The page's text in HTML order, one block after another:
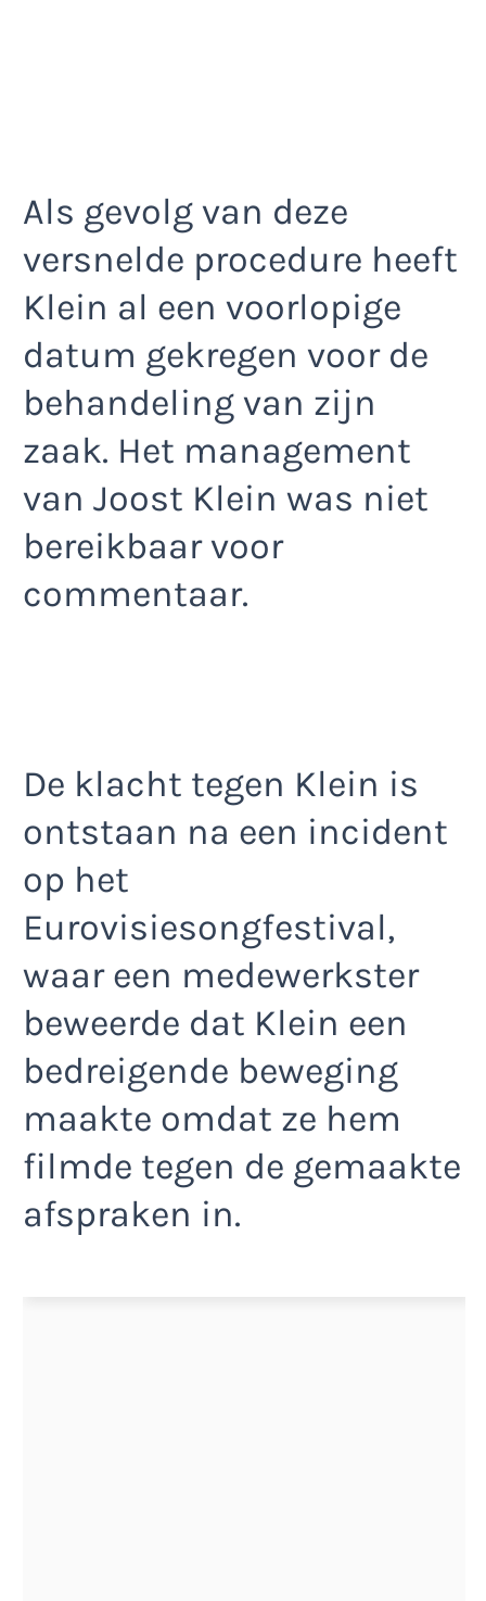
Als gevolg van deze
versnelde procedure heeft
Klein al een voorlopige
datum gekregen voor de
behandeling van zijn
zaak. Het management
van Joost Klein was niet
bereikbaar voor
commentaar.
De klacht tegen Klein is
ontstaan na een incident
op het
Eurovisiesongfestival,
waar een medewerkster
beweerde dat Klein een
bedreigende beweging
maakte omdat ze hem
filmde tegen de gemaakte
afspraken in.